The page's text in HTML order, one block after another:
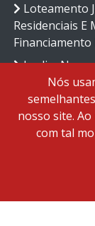
Loteamento
Residenciais E
Financiamento
Jardim
Loteamento
Politica De
Termos E
Nós
nosso site.
com tal